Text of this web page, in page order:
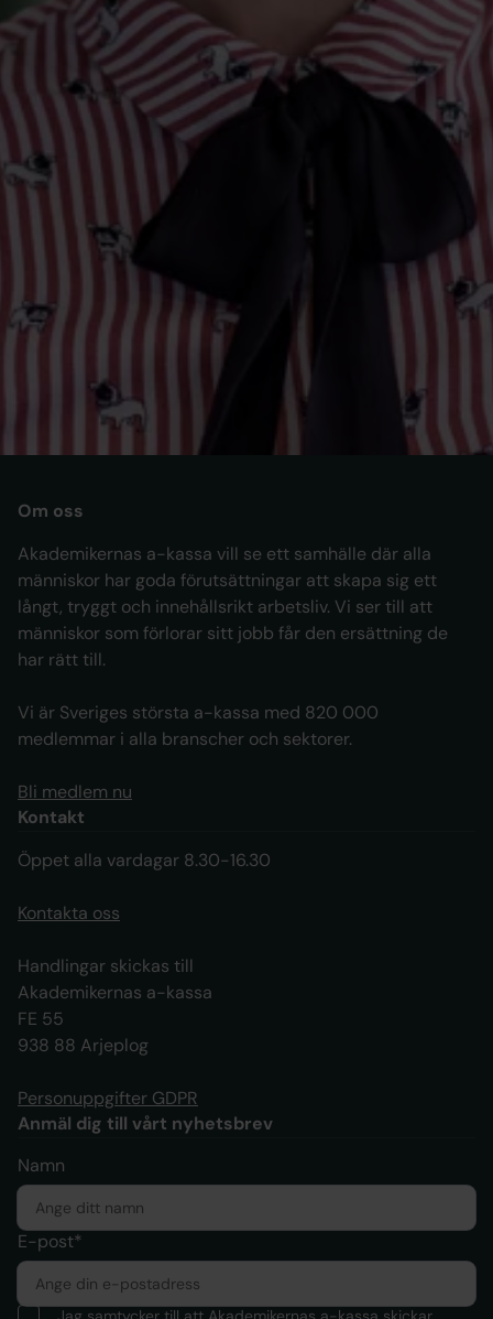
Alexandra Oljans Ahlin
alexandra.oljans.ahlin@akademikernasakassa.se
070-740 46 74
Om oss
Akademikernas a-kassa vill se ett samhälle där alla
människor har goda förutsättningar att skapa sig ett
långt, tryggt och innehållsrikt arbetsliv. Vi ser till att
människor som förlorar sitt jobb får den ersättning de
har rätt till.
Vi är Sveriges största a-kassa med 820 000
medlemmar i alla branscher och sektorer.
Bli medlem nu
Kontakt
Öppet alla vardagar 8.30-16.30
Kontakta oss
Handlingar skickas till
Akademikernas a-kassa
FE 55
938 88 Arjeplog
Personuppgifter GDPR
Anmäl dig till vårt nyhetsbrev
Namn
E-post*